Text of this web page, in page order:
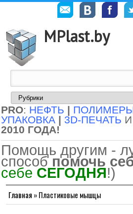
MPlast.by
PRO: НЕФТЬ |
УПАКОВКА | 3D-ПЕЧАТЬ
2010 ГОДА!
Помощь другим -
способ помочь
себе СЕГОДНЯ!)
Главная »Пластиковые мышцы